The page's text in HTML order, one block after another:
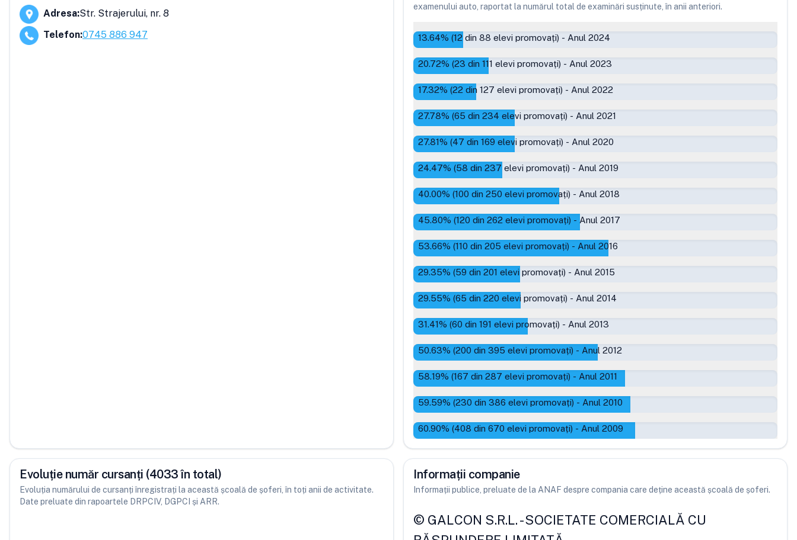
Adresa:Str. Strajerului, nr. 8
Telefon:0745 886 947
examenului auto, raportat la numărul total de examinări susținute, în anii anteriori.
13.64% (12 din 88 elevi promovați) - Anul 2024
20.72% (23 din 111 elevi promovați) - Anul 2023
17.32% (22 din 127 elevi promovați) - Anul 2022
27.78% (65 din 234 elevi promovați) - Anul 2021
27.81% (47 din 169 elevi promovați) - Anul 2020
24.47% (58 din 237 elevi promovați) - Anul 2019
40.00% (100 din 250 elevi promovați) - Anul 2018
45.80% (120 din 262 elevi promovați) - Anul 2017
53.66% (110 din 205 elevi promovați) - Anul 2016
29.35% (59 din 201 elevi promovați) - Anul 2015
29.55% (65 din 220 elevi promovați) - Anul 2014
31.41% (60 din 191 elevi promovați) - Anul 2013
50.63% (200 din 395 elevi promovați) - Anul 2012
58.19% (167 din 287 elevi promovați) - Anul 2011
59.59% (230 din 386 elevi promovați) - Anul 2010
60.90% (408 din 670 elevi promovați) - Anul 2009
Evoluție număr cursanți (4033 în total)
Evoluția numărului de cursanți înregistrați la această școală de șoferi, în toți anii de activitate.
Date preluate din rapoartele DRPCIV, DGPCI și ARR.
Informații companie
Informații publice, preluate de la ANAF despre compania care deține această școală de șoferi.
© GALCON S.R.L.-SOCIETATE COMERCIALĂ CU